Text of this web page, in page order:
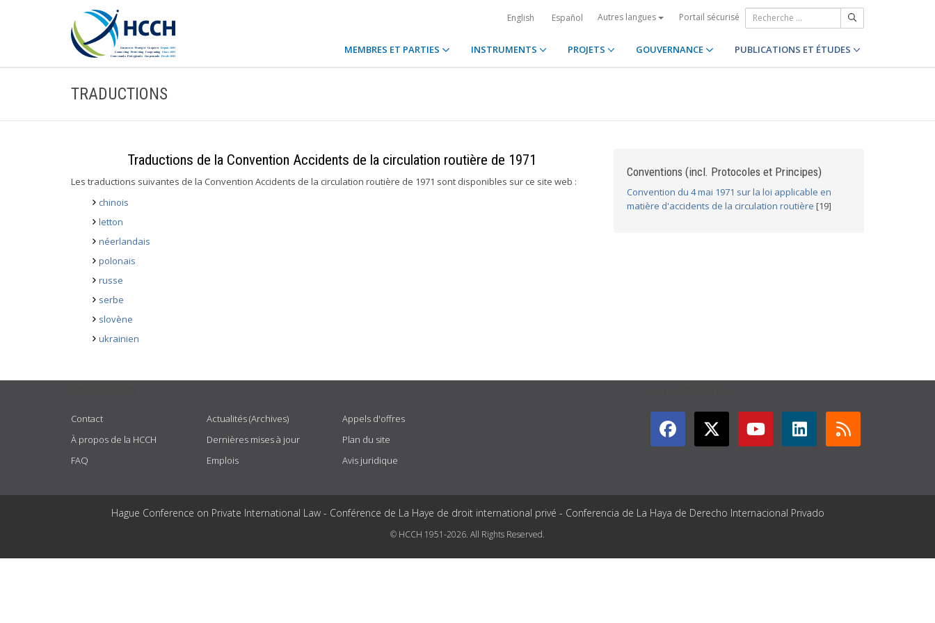
English Español Autres langues Portail sécurisé
MEMBRES ET PARTIES INSTRUMENTS PROJETS GOUVERNANCE PUBLICATIONS ET ÉTUDES
TRADUCTIONS
Traductions de la Convention Accidents de la circulation routière de 1971
Les traductions suivantes de la Convention Accidents de la circulation routière de 1971 sont disponibles sur ce site web :
chinois
letton
néerlandais
polonais
russe
serbe
slovène
ukrainien
Conventions (incl. Protocoles et Principes)
Convention du 4 mai 1971 sur la loi applicable en
matière d'accidents de la circulation routière [19]
Contact
À propos de la HCCH
FAQ
Actualités (Archives)
Dernières mises à jour
Emplois
Appels d'offres
Plan du site
Avis juridique
Hague Conference on Private International Law - Conférence de La Haye de droit international privé - Conferencia de La Haya de Derecho Internacional Privado
© HCCH 1951-2026. All Rights Reserved.